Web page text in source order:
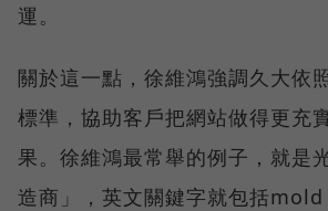
運。
關於這一點，徐維鴻強調久大依
標準，協助客戶把網站做得更充
果。徐維鴻最常舉的例子，就是
造商」，英文關鍵字就包括